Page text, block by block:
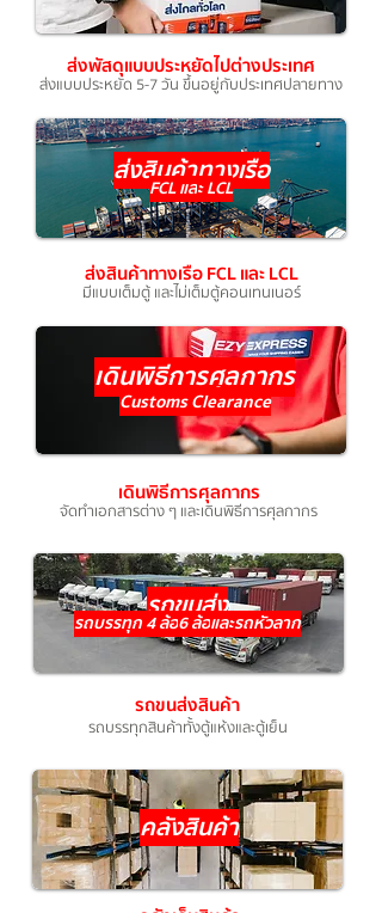
ส่งพัสดุแบบประหยัดไปต่างประเทศ
ส่งแบบประหยัด 5-7 วัน ขึ้นอยู่กับประเทศปลายทาง
ส่งสินค้าทางเรือ
FCL และ LCL
ส่งสินค้าทางเรือ FCL และ LCL
มีแบบเต็มตู้ และไม่เต็มตู้คอนเทนเนอร์
เดินพิธีการศุลกากร
Customs Clearance
เดินพิธีการศุลกากร
จัดทำเอกสารต่าง ๆ และเดินพิธีการศุลกากร
รถขนส่ง
รถบรรทุก 4 ล้อ6 ล้อและรถหัวลาก
รถขนส่งสินค้า
รถบรรทุกสินค้าทั้งตู้แห้งและตู้เย็น
คลังสินค้า